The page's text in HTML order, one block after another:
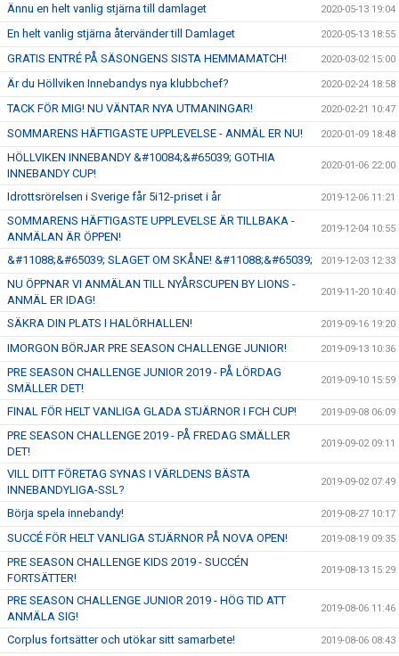
Ännu en helt vanlig stjärna till damlaget 2020-05-13 19:04
En helt vanlig stjärna återvänder till Damlaget 2020-05-13 18:55
GRATIS ENTRÉ PÅ SÄSONGENS SISTA HEMMAMATCH! 2020-03-02 15:00
Är du Höllviken Innebandys nya klubbchef? 2020-02-24 18:58
TACK FÖR MIG! NU VÄNTAR NYA UTMANINGAR! 2020-02-21 10:47
SOMMARENS HÄFTIGASTE UPPLEVELSE - ANMÄL ER NU! 2020-01-09 18:48
HÖLLVIKEN INNEBANDY &#10084;&#65039; GOTHIA
INNEBANDY CUP!
2020-01-06 22:00
Idrottsrörelsen i Sverige får 5i12-priset i år 2019-12-06 11:21
SOMMARENS HÄFTIGASTE UPPLEVELSE ÄR TILLBAKA -
ANMÄLAN ÄR ÖPPEN!
2019-12-04 10:55
&#11088;&#65039; SLAGET OM SKÅNE! &#11088;&#65039; 2019-12-03 12:33
NU ÖPPNAR VI ANMÄLAN TILL NYÅRSCUPEN BY LIONS -
ANMÄL ER IDAG!
2019-11-20 10:40
SÄKRA DIN PLATS I HALÖRHALLEN! 2019-09-16 19:20
IMORGON BÖRJAR PRE SEASON CHALLENGE JUNIOR! 2019-09-13 10:36
PRE SEASON CHALLENGE JUNIOR 2019 - PÅ LÖRDAG
SMÄLLER DET!
2019-09-10 15:59
FINAL FÖR HELT VANLIGA GLADA STJÄRNOR I FCH CUP! 2019-09-08 06:09
PRE SEASON CHALLENGE 2019 - PÅ FREDAG SMÄLLER
DET!
2019-09-02 09:11
VILL DITT FÖRETAG SYNAS I VÄRLDENS BÄSTA
INNEBANDYLIGA-SSL?
2019-09-02 07:49
Börja spela innebandy! 2019-08-27 10:17
SUCCÉ FÖR HELT VANLIGA STJÄRNOR PÅ NOVA OPEN! 2019-08-19 09:35
PRE SEASON CHALLENGE KIDS 2019 - SUCCÉN
FORTSÄTTER!
2019-08-13 15:29
PRE SEASON CHALLENGE JUNIOR 2019 - HÖG TID ATT
ANMÄLA SIG!
2019-08-06 11:46
Corplus fortsätter och utökar sitt samarbete! 2019-08-06 08:43